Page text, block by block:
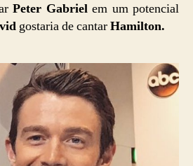
Peter Gabrielem um potencial
gostaria de cantarHamilton.